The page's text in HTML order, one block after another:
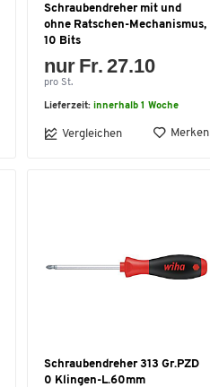
Schraubendreher mit und
ohne Ratschen-Mechanismus,
10 Bits
nur Fr. 27.10
pro St.
Lieferzeit: innerhalb 1 Woche
Vergleichen Merken
Schraubendreher 313 Gr.PZD
0 Klingen-L.60mm